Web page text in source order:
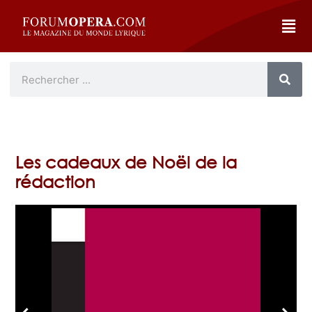
Les cadeaux de Noël de la
rédaction